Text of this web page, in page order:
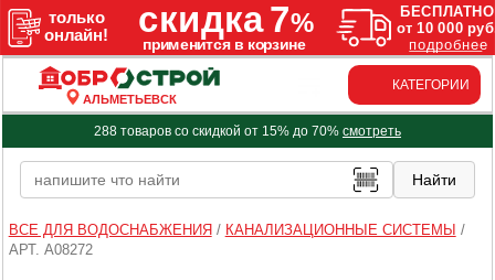
АЛЬМЕТЬЕВСК
КАТЕГОРИИ
288 товаров со скидкой от 15% до 70% смотреть
ВСЕ ДЛЯ ВОДОСНАБЖЕНИЯ / КАНАЛИЗАЦИОННЫЕ СИСТЕМЫ /
АРТ. A08272